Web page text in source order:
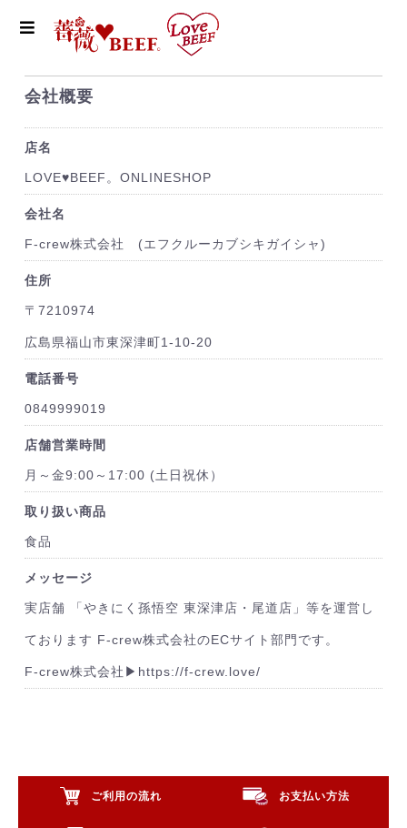
会社概要
店名
LOVE♥BEEF。ONLINESHOP
会社名
F-crew株式会社 (エフクルーカブシキガイシャ)
住所
〒7210974
広島県福山市東深津町1-10-20
電話番号
0849999019
店舗営業時間
月～金9:00～17:00 (土日祝休）
取り扱い商品
食品
メッセージ
実店舗 「やきにく孫悟空 東深津店・尾道店」等を運営し
ております F-crew株式会社のECサイト部門です。
F-crew株式会社▶https://f-crew.love/
ご利用の流れ お支払い方法